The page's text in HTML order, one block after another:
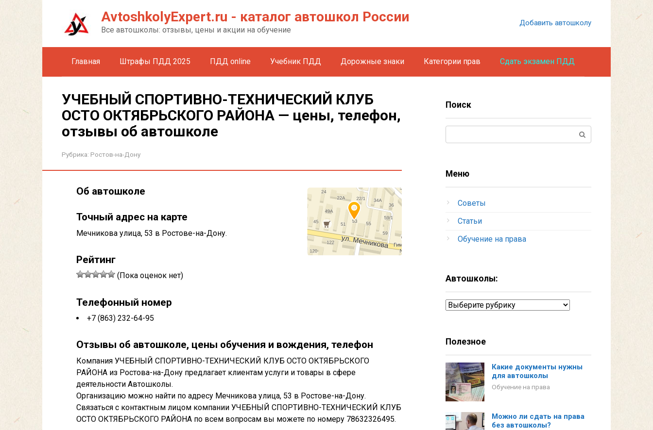
AvtoshkolyExpert.ru - каталог автошкол России
Все автошколы: отзывы, цены и акции на обучение
Добавить автошколу
Главная Штрафы ПДД 2025 ПДД online Учебник ПДД Дорожные знаки Категории прав Сдать экзамен ПДД
УЧЕБНЫЙ СПОРТИВНО-ТЕХНИЧЕСКИЙ КЛУБ
ОСТО ОКТЯБРЬСКОГО РАЙОНА — цены, телефон,
отзывы об автошколе
Рубрика: Ростов-на-Дону
Об автошколе
Точный адрес на карте
Мечникова улица, 53 в Ростове-на-Дону.
Рейтинг
(Пока оценок нет)
Телефонный номер
+7 (863) 232-64-95
Отзывы об автошколе, цены обучения и вождения, телефон
Компания УЧЕБНЫЙ СПОРТИВНО-ТЕХНИЧЕСКИЙ КЛУБ ОСТО ОКТЯБРЬСКОГО
РАЙОНА из Ростова-на-Дону предлагает клиентам услуги и товары в сфере
деятельности Автошколы.
Организацию можно найти по адресу Мечникова улица, 53 в Ростове-на-Дону.
Связаться с контактным лицом компании УЧЕБНЫЙ СПОРТИВНО-ТЕХНИЧЕСКИЙ КЛУБ
ОСТО ОКТЯБРЬСКОГО РАЙОНА по всем вопросам вы можете по номеру 78632326495.
Поиск
Меню
Советы
Статьи
Обучение на права
Автошколы:
Автошколы:
Полезное
Какие документы нужны
для автошколы
Обучение на права
Можно ли сдать на права
без автошколы?